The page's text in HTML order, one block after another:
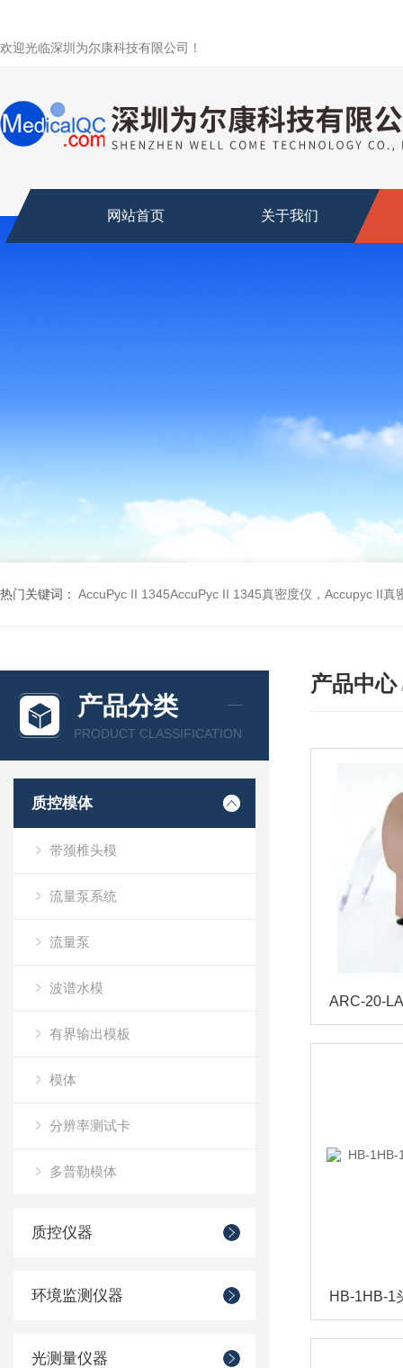
欢迎光临深圳为尔康科技有限公司！
网站首页 关于我们
热门关键词： AccuPyc II 1345AccuPyc II 1345真密度仪，Accupyc II真
产品分类
PRODUCT CLASSIFICATION
质控模体
带颈椎头模
流量泵系统
流量泵
波谱水模
有界输出模板
模体
分辨率测试卡
多普勒模体
质控仪器
环境监测仪器
光测量仪器
产品中心